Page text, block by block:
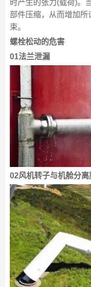
时产生的张力(载荷)。
部件压缩，从而增加所
束。
螺栓松动的危害
01法兰泄漏
02风机转子与机舱分离